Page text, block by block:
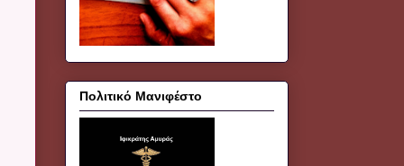
Πολιτικό Μανιφέστο